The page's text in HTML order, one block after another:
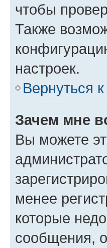
чтобы
Также
настроек.
Вернуться
Зачем мне
Вы можете
менее
которые
сообщения,